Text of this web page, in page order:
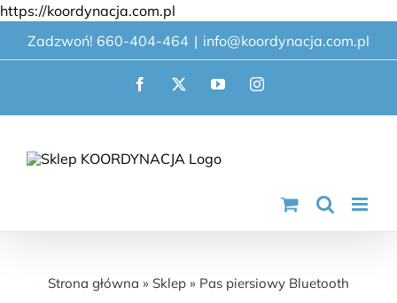
https://koordynacja.com.pl
do
zawartości
Zadzwoń! 660-404-464 | info@koordynacja.com.pl
Facebook
X YouTubeInstagram
Strona główna » Sklep » Pas piersiowy Bluetooth